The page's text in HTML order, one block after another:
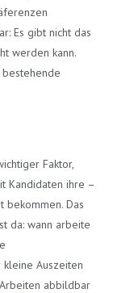
Es gibt nicht das
werden kann.
Faktor,
Kandidaten ihre –
Das
da: wann arbeite
Auszeiten
abbildbar